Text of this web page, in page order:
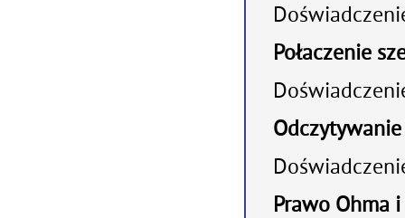
Połaczenie
Prawo Ohma